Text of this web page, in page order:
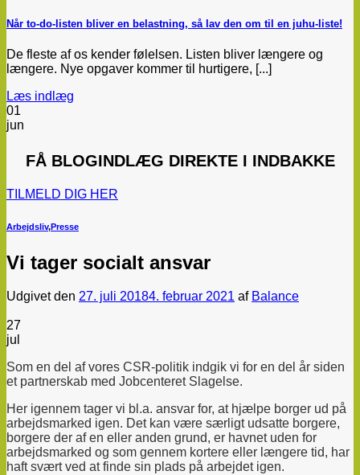
Når to-do-listen bliver en belastning, så lav den om til en juhu-liste!
De fleste af os kender følelsen. Listen bliver længere og
længere. Nye opgaver kommer til hurtigere, [...]
Læs indlæg
01
jun
FÅ BLOGINDLÆG DIREKTE I INDBAKKE
TILMELD DIG HER
Arbejdsliv,Presse
Vi tager socialt ansvar
Udgivet den 27. juli 20184. februar 2021 af Balance
27
jul
Som en del af vores CSR-politik indgik vi for en del år siden
et partnerskab med Jobcenteret Slagelse.
Her igennem tager vi bl.a. ansvar for, at hjælpe borger ud på
arbejdsmarked igen. Det kan være særligt udsatte borgere,
borgere der af en eller anden grund, er havnet uden for
arbejdsmarked og som gennem kortere eller længere tid, har
haft svært ved at finde sin plads på arbejdet igen.